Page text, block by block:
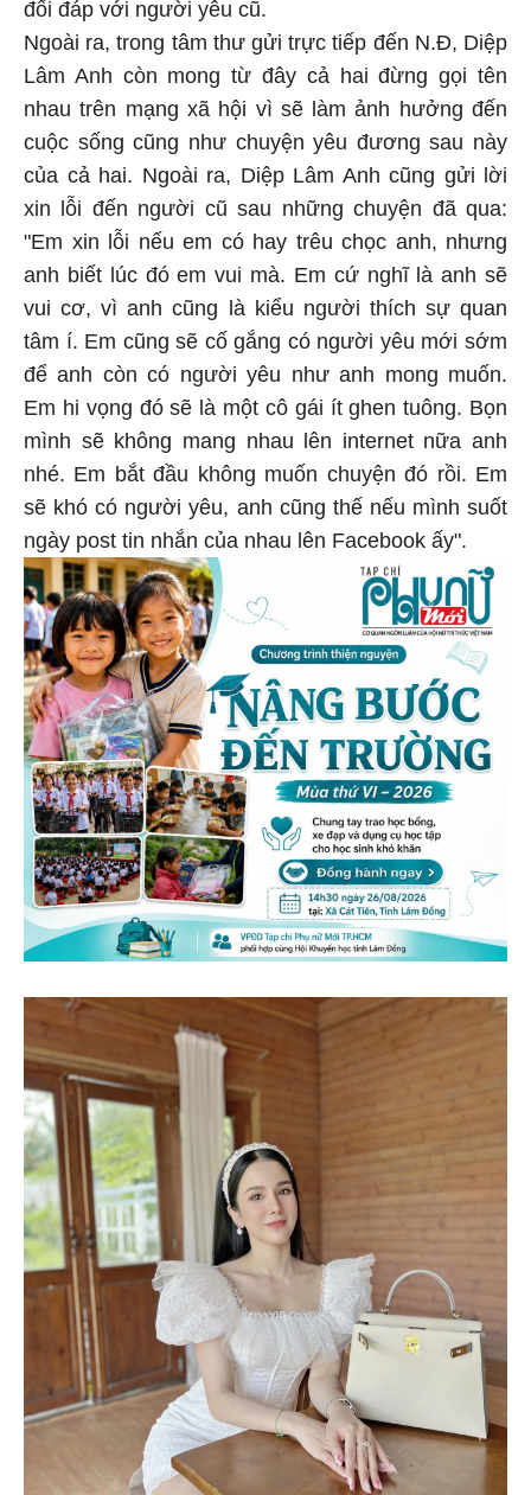
đối đáp với người yêu cũ.
Ngoài ra, trong tâm thư gửi trực tiếp đến N.Đ, Diệp
Lâm Anh còn mong từ đây cả hai đừng gọi tên
nhau trên mạng xã hội vì sẽ làm ảnh hưởng đến
cuộc sống cũng như chuyện yêu đương sau này
của cả hai. Ngoài ra, Diệp Lâm Anh cũng gửi lời
xin lỗi đến người cũ sau những chuyện đã qua:
"Em xin lỗi nếu em có hay trêu chọc anh, nhưng
anh biết lúc đó em vui mà. Em cứ nghĩ là anh sẽ
vui cơ, vì anh cũng là kiểu người thích sự quan
tâm í. Em cũng sẽ cố gắng có người yêu mới sớm
để anh còn có người yêu như anh mong muốn.
Em hi vọng đó sẽ là một cô gái ít ghen tuông. Bọn
mình sẽ không mang nhau lên internet nữa anh
nhé. Em bắt đầu không muốn chuyện đó rồi. Em
sẽ khó có người yêu, anh cũng thế nếu mình suốt
ngày post tin nhắn của nhau lên Facebook ấy".